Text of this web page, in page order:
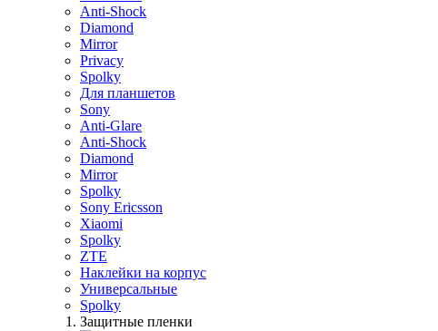
Anti-Shock
Diamond
Mirror
Privacy
Spolky
Для планшетов
Sony
Anti-Glare
Anti-Shock
Diamond
Mirror
Spolky
Sony Ericsson
Xiaomi
Spolky
ZTE
Наклейки на корпус
Универсальные
Spolky
Защитные пленки